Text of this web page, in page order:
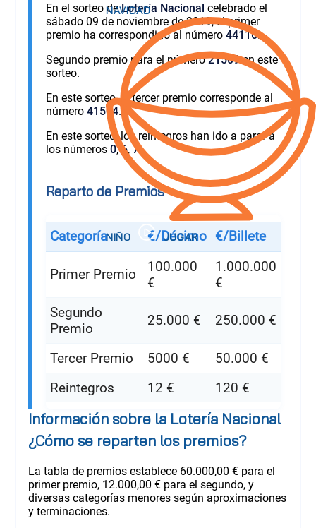
En el sorteo deLotería Nacional celebrado el
sábado 09 de noviembre de 2019, el primer
premio ha correspondido al número 44116.
Segundo premio para el número21509en este
sorteo.
En este sorteo, el tercer premio corresponde al
número 41504.
En este sorteo, los reintegros han ido a parar a
los números 0, 6,7.
Reparto de Premios
Categoría €/Décimo €/Billete
Primer Premio
100.000
€
1.000.000
€
Segundo
Premio
25.000 € 250.000 €
Tercer Premio 5000 €
50.000 €
Reintegros
12 € 120 €
Información sobre la Lotería Nacional
¿Cómo se reparten los premios?
La tabla de premios establece 60.000,00 € para el
primer premio, 12.000,00 € para el segundo, y
diversas categorías menores según aproximaciones
y terminaciones.